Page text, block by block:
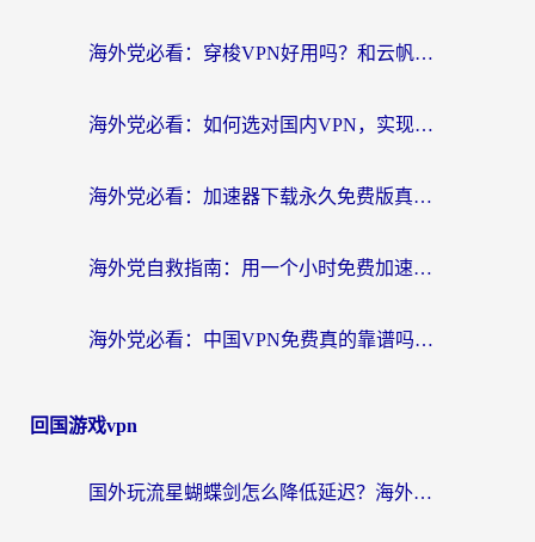
海外党必看：穿梭VPN好用吗？和云帆VPN对比哪个回国效果更好？附真实测评+避坑指南
海外党必看：如何选对国内VPN，实现无缝访问国内资源？
海外党必看：加速器下载永久免费版真的存在吗？教你无缝访问国内资源的正确姿势
海外党自救指南：用一个小时免费加速器，轻松打破国内资源访问壁垒？
海外党必看：中国VPN免费真的靠谱吗？手把手教你选对回国加速器
回国游戏vpn
国外玩流星蝴蝶剑怎么降低延迟？海外党必看的加速秘籍（含欧洲鸣潮&彩虹岛优化攻略）